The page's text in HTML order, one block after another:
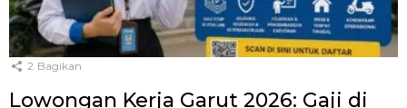
2 Bagikan
Lowongan Kerja Garut 2026: Gaji di